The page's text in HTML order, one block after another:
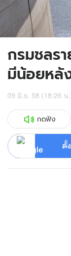
กรมชลร
มีน้อยหลั
09 มิ.ย. 58 (18:26 น
กดฟัง
ตั้